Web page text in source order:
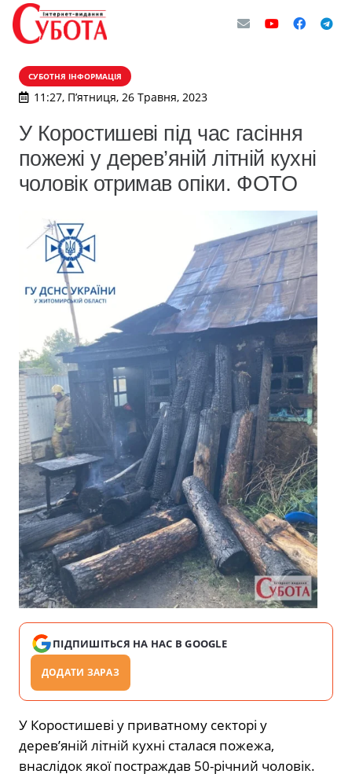
СУБОТНЯ ІНФОРМАЦІЯ
11:27, П’ятниця, 26 Травня, 2023
У Коростишеві під час гасіння
пожежі у дерев’яній літній кухні
чоловік отримав опіки. ФОТО
ПІДПИШІТЬСЯ НА НАС В GOOGLE
ДОДАТИ ЗАРАЗ
У Коростишеві у приватному секторі у
дерев’яній літній кухні сталася пожежа,
внаслідок якої постраждав 50-річний чоловік.